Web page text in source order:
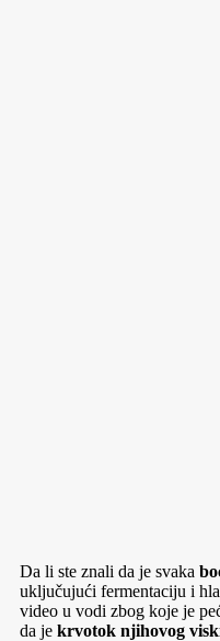
Da li ste znali da je svaka
uključujući fermentaciju i
video u vodi zbog koje je
da je krvotok njihovog